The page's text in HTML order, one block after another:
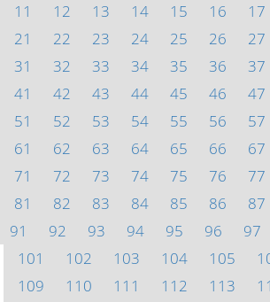
11
12 13 14 15 16 17
21
22 23 24 25 26 27
31
32 33 34 35 36 37
41
42 43 44 45 46 47
51
52 53 54 55 56 57
61
62 63 64 65 66 67
71
72 73 74 75 76 77
81
82 83 84 85 86 87
91
92 93 94 95 96 97
101
102 103 104 105
109
110 111 112 113